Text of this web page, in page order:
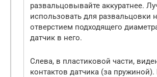
развальцовывайте аккуратнее.
использовать для развальцовки
отверстием подходящего
датчик в него.
Слева, в пластиковой части,
контактов датчика (за пружиной).